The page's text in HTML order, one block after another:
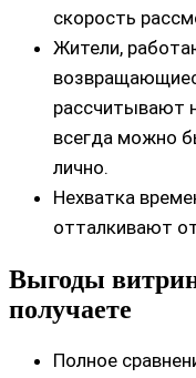
скорость
Жители,
рассчитывают
всегда можно
лично.
Нехватка
отталкивают
Выгоды
получаете
Полное